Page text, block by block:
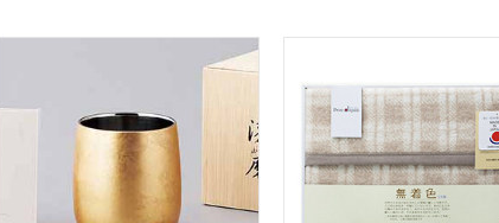
漆磨シリーズ 箔衣(木箱入)[SCW-D801]【年間ギフト】
ができます。
に対応している商品から絞りこむことができます。